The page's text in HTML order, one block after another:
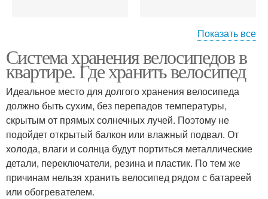
велосипеда
Подставка для
вертикального
хранения
Крепление для
хранения
Потолочное крепление
Показать все
Система хранения велосипедов в
квартире. Где хранить велосипед
Идеальное место для долгого хранения велосипеда
должно быть сухим, без перепадов температуры,
скрытым от прямых солнечных лучей. Поэтому не
подойдет открытый балкон или влажный подвал. От
холода, влаги и солнца будут портиться металлические
детали, переключатели, резина и пластик. По тем же
причинам нельзя хранить велосипед рядом с батареей
или обогревателем.